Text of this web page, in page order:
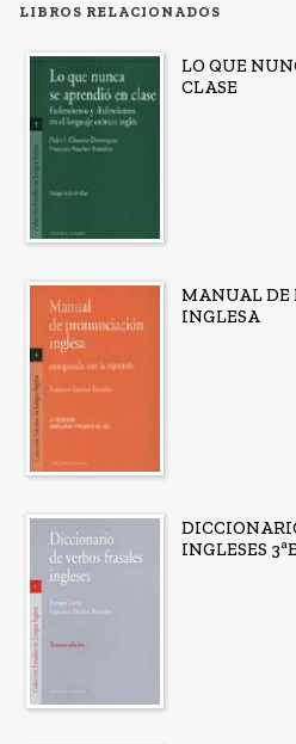
LIBROS RELACIONADOS
LO QUE
CLASE
MANUAL DE
INGLESA
INGLESES